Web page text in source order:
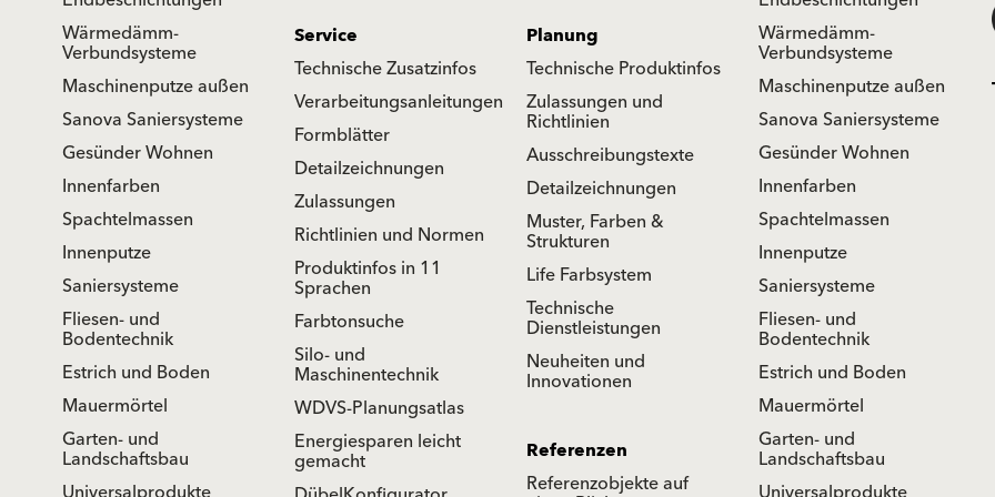
Wärmedämm-
Verbundsysteme
Maschinenputze außen
Sanova Saniersysteme
Gesünder Wohnen
Innenfarben
Spachtelmassen
Innenputze
Saniersysteme
Fliesen- und
Bodentechnik
Estrich und Boden
Mauermörtel
Garten- und
Landschaftsbau
Wärmedämm-
Verbundsysteme
Maschinenputze außen
Sanova Saniersysteme
Gesünder Wohnen
Innenfarben
Spachtelmassen
Innenputze
Saniersysteme
Fliesen- und
Bodentechnik
Estrich und Boden
Mauermörtel
Garten- und
Landschaftsbau
Service
Technische Zusatzinfos
Verarbeitungsanleitungen
Formblätter
Detailzeichnungen
Zulassungen
Richtlinien und Normen
Produktinfos in 11
Sprachen
Farbtonsuche
Silo- und
Maschinentechnik
WDVS-Planungsatlas
Energiesparen leicht
gemacht
Planung
Technische Produktinfos
Zulassungen und
Richtlinien
Ausschreibungstexte
Detailzeichnungen
Muster, Farben &
Strukturen
Life Farbsystem
Technische
Dienstleistungen
Neuheiten und
Innovationen
Referenzen
Referenzobjekte auf